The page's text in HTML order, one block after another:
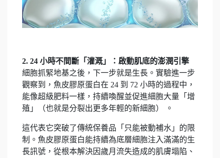
2. 24 小時不間斷「灌溉」：啟動肌底的澎潤引擎
細胞抓緊地基之後，下一步就是生長。實驗進一步
觀察到，魚皮膠原蛋白在 24 到 72 小時的過程中，
能像超級肥料一樣，持續喚醒並促進細胞大量「增
殖」（也就是分裂出更多年輕的新細胞） 。
這代表它突破了傳統保養品「只能被動補水」的限
制。魚皮膠原蛋白能持續為底層細胞注入滿滿的生
長訊號，從根本解決因歲月流失造成的肌膚塌陷、